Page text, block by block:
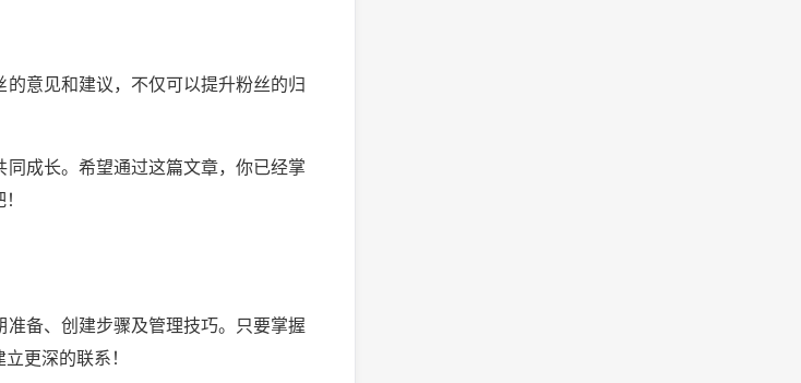
意见和建议，不仅可以提升粉丝的归
成长。希望通过这篇文章，你已经掌
备、创建步骤及管理技巧。只要掌握
更深的联系！